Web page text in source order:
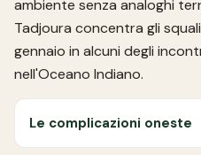
ambiente senza analoghi
Tadjoura concentra gli
gennaio in alcuni degli
nell'Oceano Indiano.
Le complicazioni oneste